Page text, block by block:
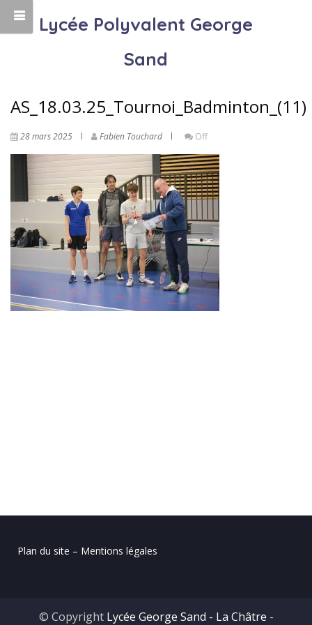
Lycée Polyvalent George
Sand
AS_18.03.25_Tournoi_Badminton_(11)
28 mars 2025 Fabien Touchard Off
Plan du site – Mentions légales
© Copyright Lycée George Sand - La Châtre -